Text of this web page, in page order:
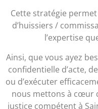
Cette stratégie
d’huissiers /
l’expertise
Ainsi, que vous ayez
confidentielle d’acte,
ou d’exécuter
nous mettons à cœur
justice compétent à